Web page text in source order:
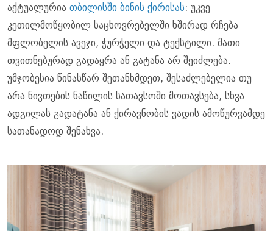
აქტუალურია თბილისში ბინის ქირისას: უკვე
კეთილმოწყობილ საცხოვრებელში ხშირად რჩება
მფლობელის ავეჯი, ჭურჭელი და ტექსტილი. მათი
თვითნებურად გადაყრა ან გატანა არ შეიძლება.
უმჯობესია წინასწარ შეთანხმდეთ, შესაძლებელია თუ
არა ნივთების ნაწილის სათავსოში მოთავსება, სხვა
ადგილას გადატანა ან ქირავნობის ვადის ამოწურვამდე
სათანადოდ შენახვა.